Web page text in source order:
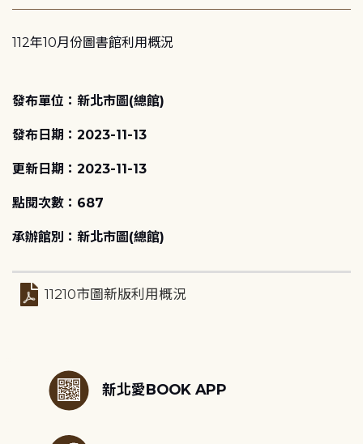
112年10月份圖書館利用概況
發布單位：新北市圖(總館)
發布日期：2023-11-13
更新日期：2023-11-13
點閱次數：687
承辦館別：新北市圖(總館)
11210市圖新版利用概況
新北愛BOOK APP